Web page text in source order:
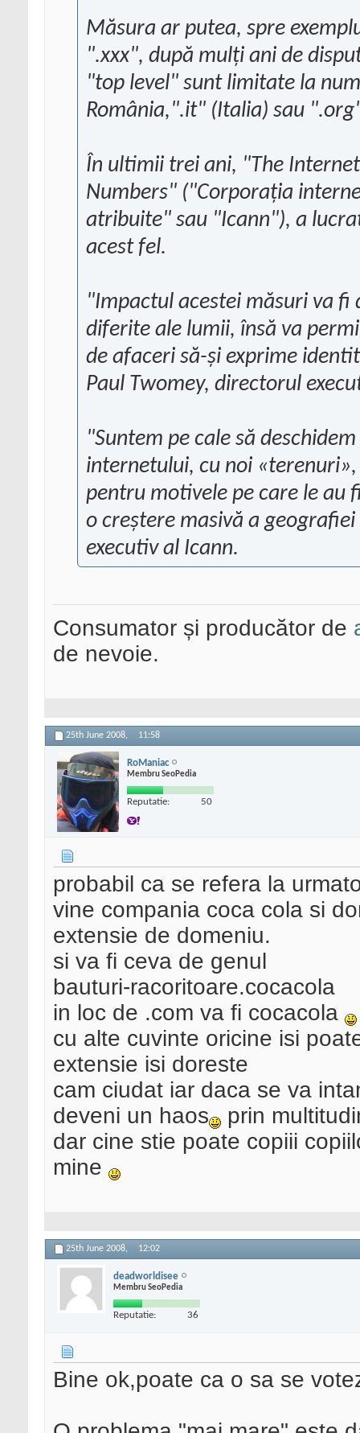
Măsura ar putea, spre
".xxx", după mulţi ani de
"top level" sunt limitate la
România,".it" (Italia) sau
În ultimii trei ani, "The
Numbers" ("Corporaţia
atribuite" sau "Icann"), a
acest fel.
"Impactul acestei măsuri va fi
diferite ale lumii, însă va
de afaceri să-şi exprime
Paul Twomey, directorul
"Suntem pe cale să
internetului, cu noi
pentru motivele pe care le au
o creştere masivă a
executiv al Icann.
Consumator și producător de
de nevoie.
25th June 2008, 11:58
RoManiac
Membru SeoPedia
Reputatie: 50
probabil ca se refera la
vine compania coca cola si
extensie de domeniu.
si va fi ceva de genul
bauturi-racoritoare.cocacola
in loc de .com va fi cocacola
cu alte cuvinte oricine isi
extensie isi doreste
cam ciudat iar daca se va
deveni un haos
prin
dar cine stie poate copiii
mine
25th June 2008, 12:02
deadworldisee
Membru SeoPedia
Reputatie: 36
Bine ok,poate ca o sa se